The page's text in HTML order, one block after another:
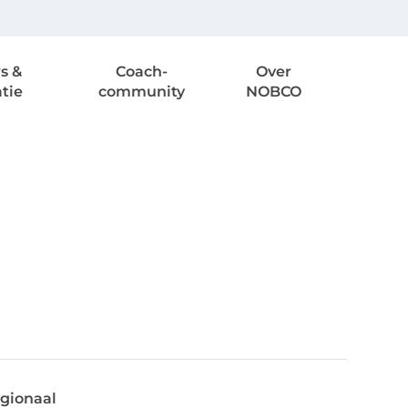
&
Coach-
community
Over
NOBCO